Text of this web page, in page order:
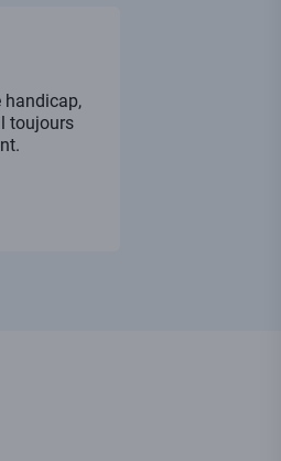
handicap,
toujours